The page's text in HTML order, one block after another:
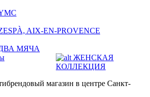
AIX-EN-PROVENCE
МЯЧА
ЖЕНСКАЯ
КОЛЛЕКЦИЯ
магазин в центре Санкт-